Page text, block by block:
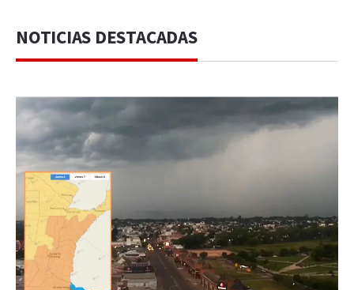
NOTICIAS DESTACADAS